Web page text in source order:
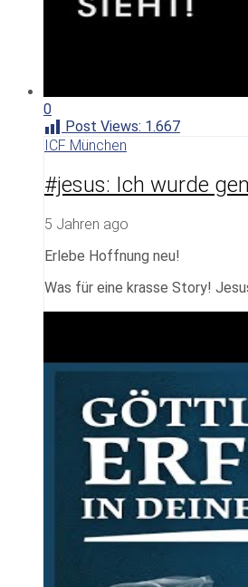
0
Post Views: 1.667
ICF München
#jesus: Ich wurde
5 Jahren ago
Erlebe Hoffnung neu!
Was für eine krasse Story!